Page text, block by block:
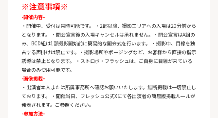
※注意事項※
-開催内容-
・開催中、受付は常時可能です。 ・2部以降、撮影エリアへの入場は20分前から
となります。 ・開会宣言後の入場キャンセルは承れません。・開会宣言はA組の
み、BCD組は1部撮影開始前に簡易的な開会式を行います。 ・撮影中、目線を独
占する声掛けは禁止です。・撮影場所やポージングなど、お客様から直接の指示
誘導は禁止となります。 ・ストロボ・フラッシュは、ご自身に目線が来ている
場合のみ使用可能です。
-画像掲載-
・出演者本人または所属事務所へ確認お願いいたします。無断掲載は一切禁止し
ております。 ・開催当日、フレッシュ公式Xにて各出演者の簡易版掲載ルールが
発表されます。ご参照ください。
-参加方法-